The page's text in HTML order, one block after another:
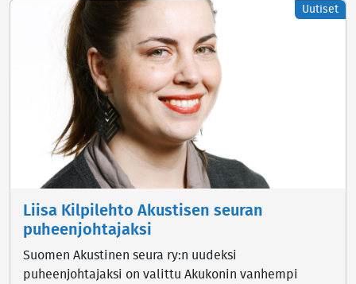
Uutiset
Liisa Kilpilehto Akustisen seuran
puheenjohtajaksi
Suomen Akustinen seura ry:n uudeksi
puheenjohtajaksi on valittu Akukonin vanhempi